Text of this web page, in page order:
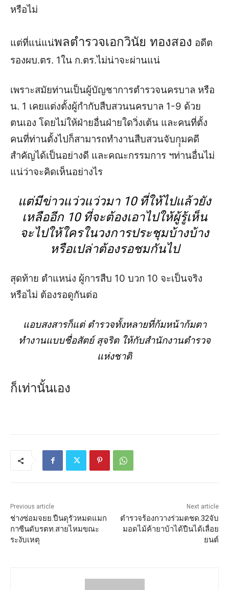
หรือไม่
แต่ที่แน่แน่พลตำรวจเอกวินัย ทองสอง อดีต
รองผบ.ตร. 1ใน ก.ตร.ไม่น่าจะผ่านแน่
เพราะสมัยท่านเป็นผู้บัญชาการตำรวจนครบาล หรือ
น. 1 เคยแต่งตั้งผู้กำกับสืบสวนนครบาล 1-9 ด้วย
ตนเอง โดยไม่ให้ฝ่ายอื่นฝ่ายใดวิ่งเต้น และคนที่ตั้ง
คนที่ท่านตั้งไปก็สามารถทำงานสืบสวนจับกุุมคดี
สำคัญได้เป็นอย่างดี และคณะกรรมการ ฯท่านอื่นไม่
แน่ว่าจะคิดเห็นอย่างไร
แต่มีข่าวแว่วแว่วมา 10 ที่ให้ไปแล้วยัง
เหลืออีก 10 ที่จะต้องเอาไปให้ผู้รู้เห็น
จะไปให้ใครในวงการประชุมบ้างบ้าง
หรือเปล่าต้องรอชมกันไป
สุดท้าย ตำแหน่ง ผู้การสืบ 10 บวก 10 จะเป็นจริง
หรือไม่ ต้องรอดูกันต่อ
แอบสงสารก็แต่ ตำรวจทั้งหลายที่ก้มหน้าก้มตา
ทำงานแบบชื่อสัตย์ สุจริต ให้กับสำนักงานตำรวจ
แห่งชาติ
ก็เท่านั้นเอง
Previous article
ช่างซ่อมจยย.ปืนดุรัวหมดแมก
กาซีนดับรตท.สายไหมขณะ
ระงับเหตุ
Next article
ตำรวจร้องกวางร่วมตชด.32จับ
มอดไม้ค้ายาบ้าได้ปืนได้เลื่อย
ยนต์